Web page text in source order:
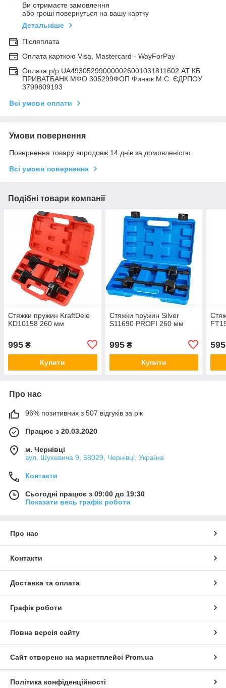
Ви отримаєте замовлення
або гроші повернуться на вашу картку
Детальніше
Післяплата
Оплата карткою Visa, Mastercard - WayForPay
Оплата р/р UA493052990000026001031811602 АТ КБ
ПРИВАТБАНК МФО 305299ФОП Финюк М.С. ЄДРПОУ
3799809193
Всі умови оплати
Умови повернення
Повернення товару впродовж 14 днів за домовленістю
Всі умови повернення
Подібні товари компанії
Стяжки пружин KraftDele
KD10158 260 мм
995 ₴
Купити
Стяжки пружин Silver
S11690 PROFI 260 мм
995₴
Купити
595
Про нас
96% позитивних з 507 відгуків за рік
Працює з 20.03.2020
м. Чернівці
вул. Шухевича 9, 58029, Чернівці, Україна
Контакти
Сьогодні працює з 09:00 до 19:30
Показати весь графік роботи
Про нас
Контакти
Доставка та оплата
Графік роботи
Повна версія сайту
Сайт створено на маркетплейсі Prom.ua
Політика конфіденційності